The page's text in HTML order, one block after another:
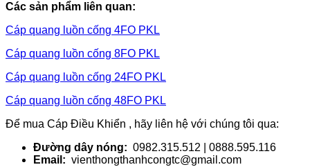
Các sản phẩm liên quan:
Cáp quang luồn cống 4FO PKL
Cáp quang luồn cống 8FO PKL
Cáp quang luồn cống 24FO PKL
Cáp quang luồn cống 48FO PKL
Để mua Cáp Điều Khiển , hãy liên hệ với chúng tôi qua:
Đường dây nóng: 0982.315.512 | 0888.595.116
Email: vienthongthanhcongtc@gmail.com